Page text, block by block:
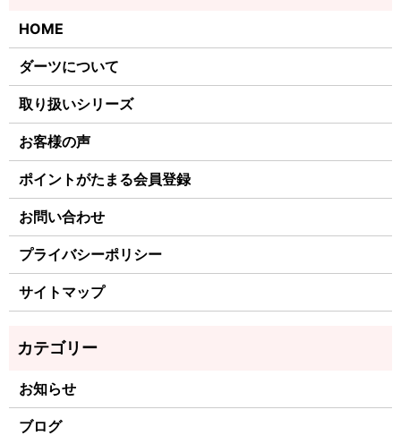
HOME
ダーツについて
取り扱いシリーズ
お客様の声
ポイントがたまる会員登録
お問い合わせ
プライバシーポリシー
サイトマップ
お知らせ
ブログ